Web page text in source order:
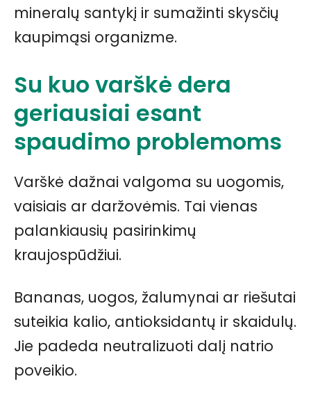
mineralų santykį ir sumažinti skysčių
kaupimąsi organizme.
Su kuo varškė dera
geriausiai esant
spaudimo problemoms
Varškė dažnai valgoma su uogomis,
vaisiais ar daržovėmis. Tai vienas
palankiausių pasirinkimų
kraujospūdžiui.
Bananas, uogos, žalumynai ar riešutai
suteikia kalio, antioksidantų ir skaidulų.
Jie padeda neutralizuoti dalį natrio
poveikio.